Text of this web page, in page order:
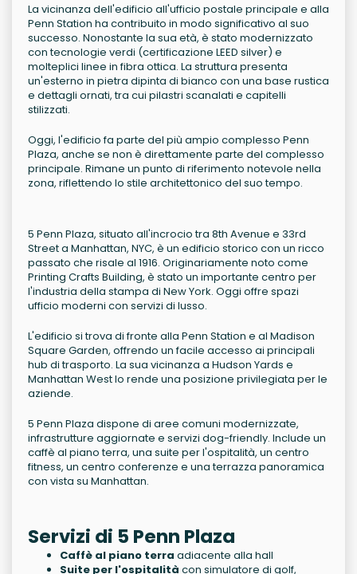
La vicinanza dell'edificio all'ufficio postale principale e alla
Penn Station ha contribuito in modo significativo al suo
successo. Nonostante la sua età, è stato modernizzato
con tecnologie verdi (certificazione LEED silver) e
molteplici linee in fibra ottica. La struttura presenta
un'esterno in pietra dipinta di bianco con una base rustica
e dettagli ornati, tra cui pilastri scanalati e capitelli
stilizzati.
Oggi, l'edificio fa parte del più ampio complesso Penn
Plaza, anche se non è direttamente parte del complesso
principale. Rimane un punto di riferimento notevole nella
zona, riflettendo lo stile architettonico del suo tempo.
5 Penn Plaza, situato all'incrocio tra 8th Avenue e 33rd
Street a Manhattan, NYC, è un edificio storico con un ricco
passato che risale al 1916. Originariamente noto come
Printing Crafts Building, è stato un importante centro per
l'industria della stampa di New York. Oggi offre spazi
ufficio moderni con servizi di lusso.
L'edificio si trova di fronte alla Penn Station e al Madison
Square Garden, offrendo un facile accesso ai principali
hub di trasporto. La sua vicinanza a Hudson Yards e
Manhattan West lo rende una posizione privilegiata per le
aziende.
5 Penn Plaza dispone di aree comuni modernizzate,
infrastrutture aggiornate e servizi dog-friendly. Include un
caffè al piano terra, una suite per l'ospitalità, un centro
fitness, un centro conferenze e una terrazza panoramica
con vista su Manhattan.
Servizi di 5 Penn Plaza
Caffè al piano terra adiacente alla hall
Suite per l'ospitalità con simulatore di golf,